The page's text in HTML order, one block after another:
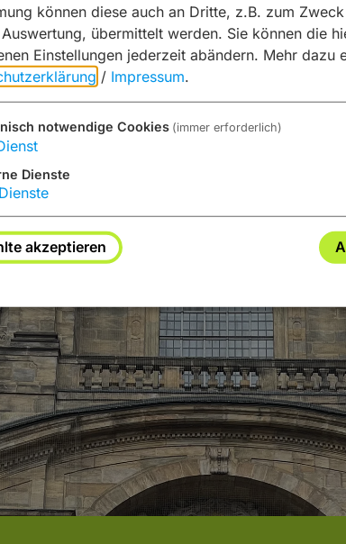
können diese auch an Dritte, z.B. zum
übermittelt werden. Sie können die
Einstellungen jederzeit abändern. Mehr dazu
/ Impressum.
notwendige Cookies (immer erforderlich)
Dienste
Dienste
akzeptieren